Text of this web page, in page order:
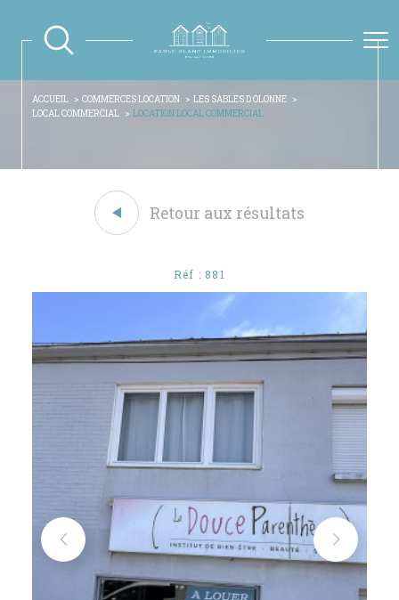
ACCUEIL COMMERCES LOCATION
LES SABLES D OLONNE
LOCAL COMMERCIAL
LOCATION LOCAL COMMERCIAL
Retour aux résultats
Réf : 881